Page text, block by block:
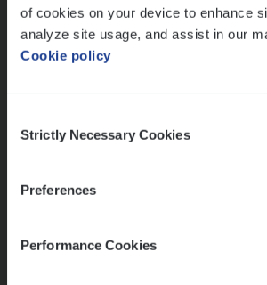
of cookies on your device to enhance
analyze site usage, and assist in our
Cookie policy
Selection
Strictly Necessary Cookies
Preferences
Performance Cookies
Thalia zoekt graag oplossingen, in
werk
Ons sollicitatieproces